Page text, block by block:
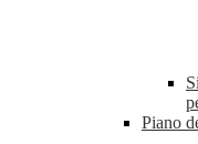
Piano